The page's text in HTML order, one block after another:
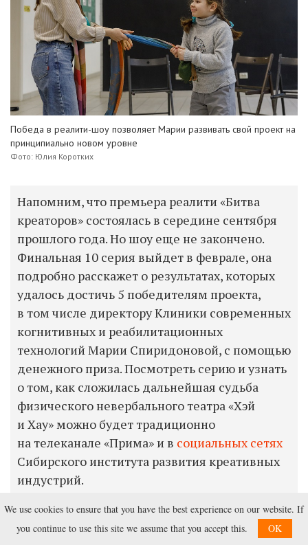
Победа в реалити-шоу позволяет Марии развивать свой проект на
принципиально новом уровне
Фото: Юлия Коротких
Напомним, что премьера реалити «Битва
креаторов» состоялась в середине сентября
прошлого года. Но шоу еще не закончено.
Финальная 10 серия выйдет в феврале, она
подробно расскажет о результатах, которых
удалось достичь 5 победителям проекта,
в том числе директору Клиники современных
когнитивных и реабилитационных
технологий Марии Спиридоновой, с помощью
денежного приза. Посмотреть серию и узнать
о том, как сложилась дальнейшая судьба
физического невербального театра «Хэй
и Хау» можно будет традиционно
на телеканале «Прима» и в социальных сетях
Сибирского института развития креативных
индустрий.
Реклама. АНО «Сибирский институт развития
креативных индустрий». erid: LdtCK9KTE
We use cookies to ensure that you have the best experience on our website. If
you continue to use this site we assume that you accept this.
OK